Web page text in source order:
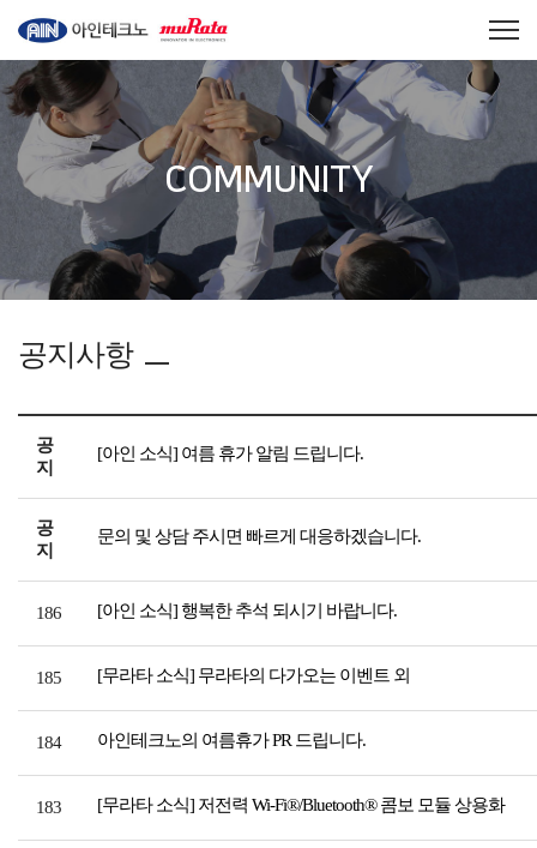
COMMUNITY
공지사항
공
지
[아인 소식] 여름 휴가 알림 드립니다.
공
지
문의 및 상담 주시면 빠르게 대응하겠습니다.
186 [아인 소식] 행복한 추석 되시기 바랍니다.
185 [무라타 소식] 무라타의 다가오는 이벤트 외
184 아인테크노의 여름휴가 PR 드립니다.
183 [무라타 소식] 저전력 Wi-Fi®/Bluetooth® 콤보 모듈 상용화